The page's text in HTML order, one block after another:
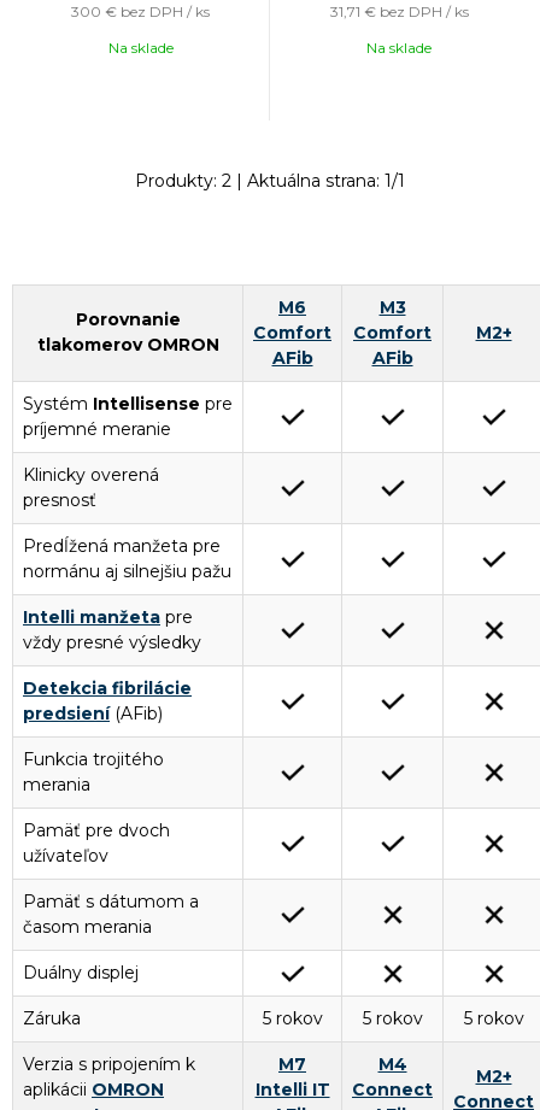
300 € bez DPH / ks
Na sklade
31,71 € bez DPH / ks
Na sklade
Produkty: 2 | Aktuálna strana: 1/1
Porovnanie
tlakomerov OMRON
M6
Comfort
AFib
M3
Comfort
AFib
M2+
Systém Intellisense pre
príjemné meranie
Klinicky overená
presnosť
Predĺžená manžeta pre
normánu aj silnejšiu pažu
Intelli manžeta pre
vždy presné výsledky
Detekcia fibrilácie
predsiení(AFib)
Funkcia trojitého
merania
Pamäť pre dvoch
užívateľov
Pamäť s dátumom a
časom merania
Duálny displej
Záruka 5 rokov 5 rokov 5 rokov
Verzia s pripojením k
aplikácii OMRON
M7
Intelli IT
M4
Connect
M2+
Connect